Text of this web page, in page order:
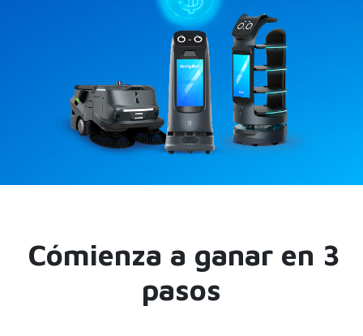
Cómienza a ganar en 3
pasos